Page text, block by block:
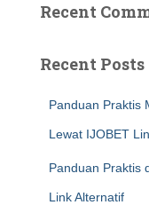
Recent
Recent Posts
Panduan Praktis
Lewat IJOBET
Panduan Praktis
Link Alternatif